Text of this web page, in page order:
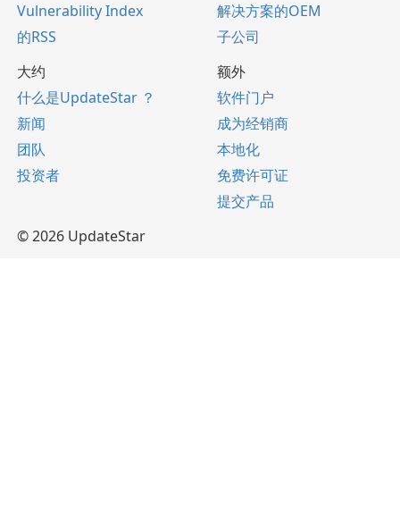
Vulnerability Index
的RSS
解决方案的OEM
子公司
大约
什么是UpdateStar ？
新闻
团队
投资者
额外
软件门户
成为经销商
本地化
免费许可证
提交产品
© 2026 UpdateStar